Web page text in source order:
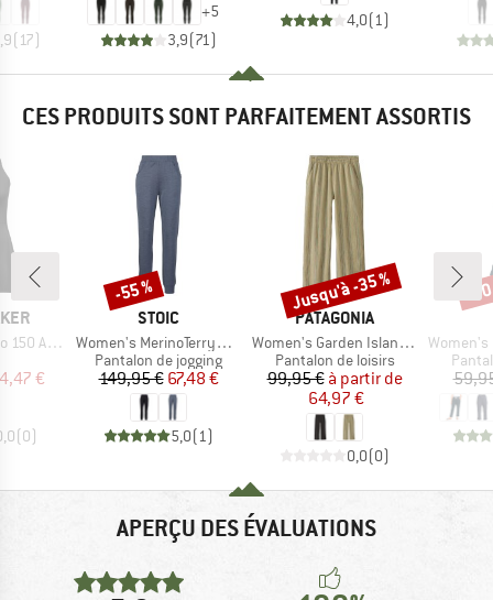
( 17)
+5
3,9(71)
4,0( 1)
CES PRODUITS SONT PARFAITEMENT ASSORTIS
Dress
réduit
€
(0)
MARQUE
STOIC
Article
Women's MerinoTerry250 BaraSt. Pants
Product group
Pantalon de jogging
Prix
149,95 €Prix réduit
67,48 €
5,0(1 )
Remise
-55 %
MARQUE
PATAGONIA
Article
Women's Garden Island Pants
Product group
Pantalon de loisirs
Prix
99,95 € Prix réduit
à partir de
64,97 €
0,0(0)
Remise
Jusqu'à -35 %
Article
Women's On The
-
APERÇU DES ÉVALUATIONS